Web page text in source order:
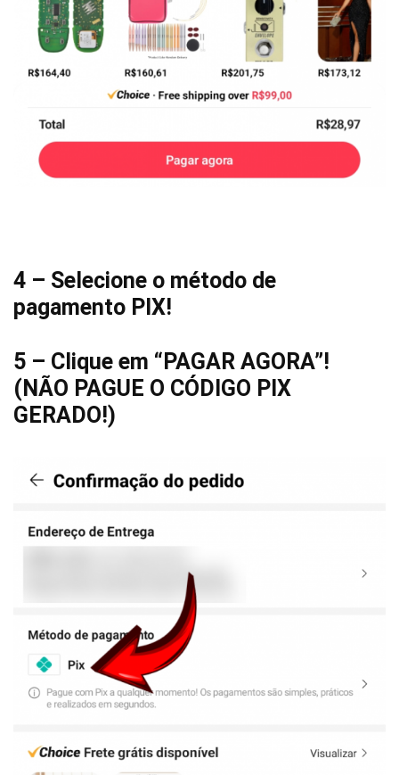
4 – Selecione o método de
pagamento PIX!
5 – Clique em “PAGAR AGORA”!
(NÃO PAGUE O CÓDIGO PIX
GERADO!)